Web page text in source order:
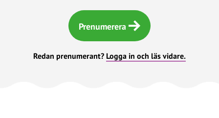
Prenumerera
Redan prenumerant? Logga in och läs vidare.